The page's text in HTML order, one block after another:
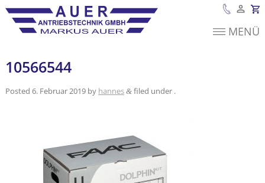
Es befinden sichMENÜ
10566544
Posted 6. Februar 2019by hannes &filed under .